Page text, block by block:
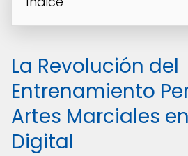
La Revolución del
Entrenamiento
Artes Marciales
Digital